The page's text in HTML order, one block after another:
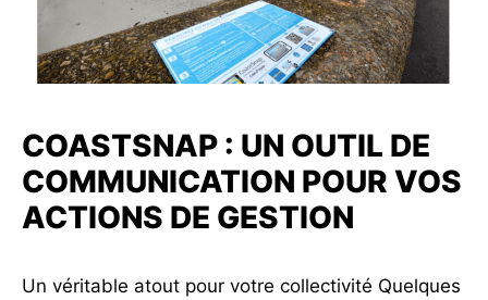
COASTSNAP : UN OUTIL DE
COMMUNICATION POUR VOS
ACTIONS DE GESTION
Un véritable atout pour votre collectivité Quelques